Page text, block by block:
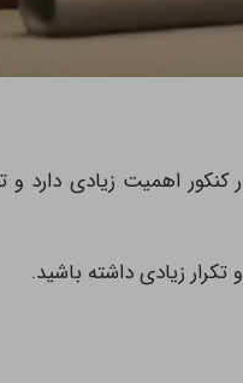
اهمیت زیادی دارد و
زیادی داشته باشید.